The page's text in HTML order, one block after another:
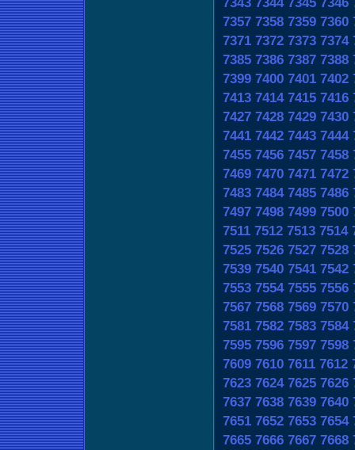
7357 7358 7359 7360
7371 7372 7373 7374
7385 7386 7387 7388
7399 7400 7401 7402
7413 7414 7415 7416
7427 7428 7429 7430
7441 7442 7443 7444
7455 7456 7457 7458
7469 7470 7471 7472
7483 7484 7485 7486
7497 7498 7499 7500
7511 7512 7513 7514
7525 7526 7527 7528
7539 7540 7541 7542
7553 7554 7555 7556
7567 7568 7569 7570
7581 7582 7583 7584
7595 7596 7597 7598
7609 7610 7611 7612
7623 7624 7625 7626
7637 7638 7639 7640
7651 7652 7653 7654
7665 7666 7667 7668